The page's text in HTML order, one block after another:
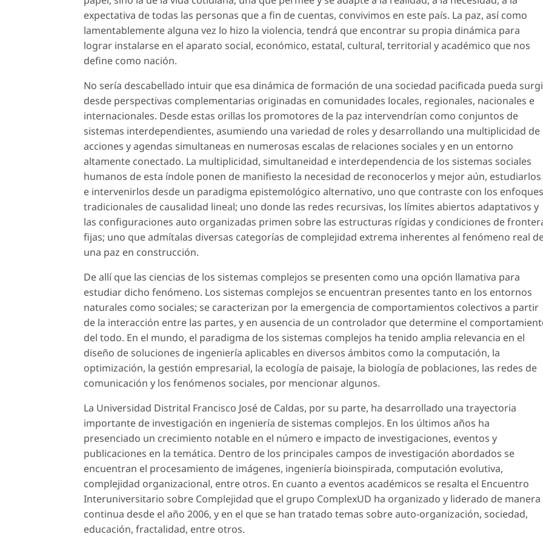
expectativa de todas las personas que a fin de cuentas, convivimos en este país. La paz, así como
lamentablemente alguna vez lo hizo la violencia, tendrá que encontrar su propia dinámica para
lograr instalarse en el aparato social, económico, estatal, cultural, territorial y académico que nos
define como nación.
No sería descabellado intuir que esa dinámica de formación de una sociedad pacificada pueda
desde perspectivas complementarias originadas en comunidades locales, regionales, nacionales e
internacionales. Desde estas orillas los promotores de la paz intervendrían como conjuntos de
sistemas interdependientes, asumiendo una variedad de roles y desarrollando una multiplicidad de
acciones y agendas simultaneas en numerosas escalas de relaciones sociales y en un entorno
altamente conectado. La multiplicidad, simultaneidad e interdependencia de los sistemas sociales
humanos de esta índole ponen de manifiesto la necesidad de reconocerlos y mejor aún, estudiarlos
e intervenirlos desde un paradigma epistemológico alternativo, uno que contraste con los enfoques
tradicionales de causalidad lineal; uno donde las redes recursivas, los límites abiertos adaptativos y
las configuraciones auto organizadas primen sobre las estructuras rígidas y condiciones de
fijas; uno que admítalas diversas categorías de complejidad extrema inherentes al fenómeno real
una paz en construcción.
De allí que las ciencias de los sistemas complejos se presenten como una opción llamativa para
estudiar dicho fenómeno. Los sistemas complejos se encuentran presentes tanto en los entornos
naturales como sociales; se caracterizan por la emergencia de comportamientos colectivos a partir
de la interacción entre las partes, y en ausencia de un controlador que determine el
del todo. En el mundo, el paradigma de los sistemas complejos ha tenido amplia relevancia en el
diseño de soluciones de ingeniería aplicables en diversos ámbitos como la computación, la
optimización, la gestión empresarial, la ecología de paisaje, la biología de poblaciones, las redes de
comunicación y los fenómenos sociales, por mencionar algunos.
La Universidad Distrital Francisco José de Caldas, por su parte, ha desarrollado una trayectoria
importante de investigación en ingeniería de sistemas complejos. En los últimos años ha
presenciado un crecimiento notable en el número e impacto de investigaciones, eventos y
publicaciones en la temática. Dentro de los principales campos de investigación abordados se
encuentran el procesamiento de imágenes, ingeniería bioinspirada, computación evolutiva,
complejidad organizacional, entre otros. En cuanto a eventos académicos se resalta el Encuentro
Interuniversitario sobre Complejidad que el grupo ComplexUD ha organizado y liderado de manera
continua desde el año 2006, y en el que se han tratado temas sobre auto-organización, sociedad,
educación, fractalidad, entre otros.